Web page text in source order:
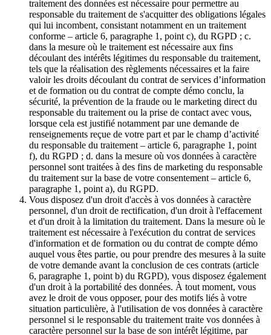
traitement des données est nécessaire pour permettre au
responsable du traitement de s'acquitter des obligations légales
qui lui incombent, consistant notamment en un traitement
conforme – article 6, paragraphe 1, point c), du RGPD ; c.
dans la mesure où le traitement est nécessaire aux fins
découlant des intérêts légitimes du responsable du traitement,
tels que la réalisation des règlements nécessaires et la faire
valoir les droits découlant du contrat de services d’information
et de formation ou du contrat de compte démo conclu, la
sécurité, la prévention de la fraude ou le marketing direct du
responsable du traitement ou la prise de contact avec vous,
lorsque cela est justifié notamment par une demande de
renseignements reçue de votre part et par le champ d’activité
du responsable du traitement – article 6, paragraphe 1, point
f), du RGPD ; d. dans la mesure où vos données à caractère
personnel sont traitées à des fins de marketing du responsable
du traitement sur la base de votre consentement – article 6,
paragraphe 1, point a), du RGPD.
Vous disposez d'un droit d'accès à vos données à caractère
personnel, d'un droit de rectification, d'un droit à l'effacement
et d'un droit à la limitation du traitement. Dans la mesure où le
traitement est nécessaire à l'exécution du contrat de services
d'information et de formation ou du contrat de compte démo
auquel vous êtes partie, ou pour prendre des mesures à la suite
de votre demande avant la conclusion de ces contrats (article
6, paragraphe 1, point b) du RGPD), vous disposez également
d'un droit à la portabilité des données. À tout moment, vous
avez le droit de vous opposer, pour des motifs liés à votre
situation particulière, à l'utilisation de vos données à caractère
personnel si le responsable du traitement traite vos données à
caractère personnel sur la base de son intérêt légitime, par